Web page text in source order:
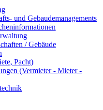
und Gebaudemanagements
/ Gebäude
Pacht)
(Vermieter - Mieter -